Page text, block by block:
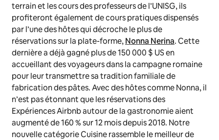
terrain et les cours des professeurs de l’UNISG, ils
profiteront également de cours pratiques dispensés
par l’une des hôtes qui décroche le plus de
réservations sur la plate-forme,Nonna Nerina. Cette
dernière a déjà gagné plus de 150 000 $ US en
accueillant des voyageurs dans la campagne romaine
pour leur transmettre sa tradition familiale de
fabrication des pâtes. Avec des hôtes comme Nonna, il
n’est pas étonnant que les réservations des
Expériences Airbnb autour de la gastronomie aient
augmenté de 160 % sur 12 mois depuis 2018. Notre
nouvelle catégorieCuisinerassemble le meilleur de